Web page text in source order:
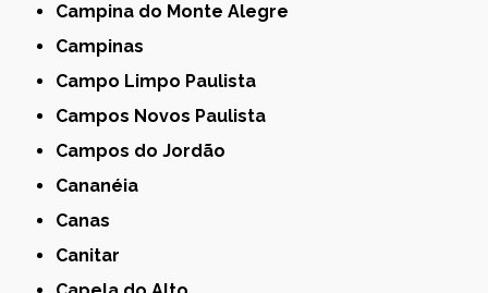
Campina do Monte Alegre
Campinas
Campo Limpo Paulista
Campos Novos Paulista
Campos do Jordão
Cananéia
Canas
Canitar